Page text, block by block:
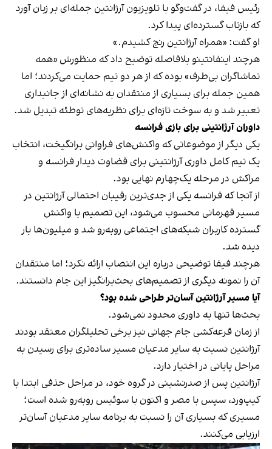
رئیس فیفا، در گفت‌وگو با تلویزیون آرژانتین جمله‌ای بر زبان آورد
که بازتاب گسترده‌ای پیدا کرد.
او گفت: «همراه آرژانتین رنج کشیدم.»
هرچند اینفانتینو بلافاصله توضیح داد که منظورش «همه
تماشاگران بی‌طرف» بوده که از هر دو تیم حمایت می‌کردند؛ اما
همین جمله برای بسیاری از منتقدان به نشانه‌ای از جانبداری
تعبیر شد و به سوخت تازه‌ای برای نظریه‌های توطئه تبدیل شد.
داوران آرژانتینی برای بازی فرانسه
یکی دیگر از موضوعاتی که واکنش‌های فراوانی برانگیخت، انتخاب
یک تیم کامل داوری آرژانتینی برای قضاوت دیدار فرانسه و
مراکش در مرحله یک‌چهارم نهایی بود.
از آنجا که فرانسه یکی از جدی‌ترین رقیبان احتمالی آرژانتین در
مسیر قهرمانی محسوب می‌شود، این تصمیم با واکنش
گسترده کاربران شبکه‌های اجتماعی روبه‌رو شد و میلیون‌ها بار
دیده شد.
هرچند فیفا توضیحی درباره این انتصاب ارائه نکرد؛ اما منتقدان
آن را نمونه دیگری از تصمیم‌های بحث‌برانگیز این جام دانستند.
آیا مسیر آرژانتین آسان‌تر طراحی شده بود؟
بحث‌ها تنها به داوری محدود نمی‌شود.
از زمان قرعه‌کشی جام جهانی نیز برخی تحلیلگران معتقد بودند
آرژانتین نسبت به سایر مدعیان مسیر ساده‌تری برای رسیدن به
مراحل پایانی در اختیار دارد.
آرژانتین پس از صدرنشینی در گروه خود، در مراحل حذفی ابتدا با
کیپ‌ورد، سپس با مصر و اکنون با سوئیس روبه‌رو شده است؛
مسیری که بسیاری آن را نسبت به برنامه سایر مدعیان آسان‌تر
ارزیابی می‌کنند.